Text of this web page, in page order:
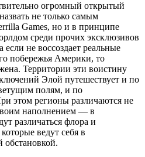
огромный открытый
не только самым
Games, но и в принципе
среди прочих эксклюзивов
если не воссоздает реальные
побережья Америки, то
Территории эти воистину
Элой путешествует и по
полям, и по
этом регионы различаются не
наполнением — в
различаться флора и
ведут себя в
обстановкой.